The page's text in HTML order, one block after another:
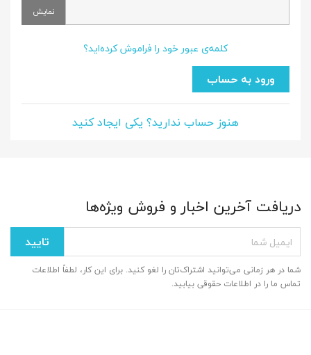
نمایش
کلمه‌ی عبور خود را فراموش کرده‌اید؟
ورود به حساب
هنوز حساب ندارید؟ یکی ایجاد کنید
دریافت آخرین اخبار و فروش ویژه‌ها
شما در هر زمانی می‌توانید اشتراک‌تان را لغو کنید. برای این کار، لطفاً اطلاعات
تماس ما را در اطلاعات حقوقی بیابید.
ایجاد لیست علاقمندی‌ها
نام لیست علاقمندی‌ها